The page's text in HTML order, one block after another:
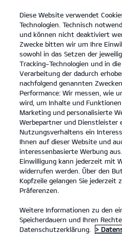
open
menu
Der neue Kia Stonic
... ... DER NEUE KIA
Der neue
Geh deinen
Diese Website verwendet
Technologien. Technisch
und können nicht deaktiviert
Zwecke bitten wir um Ihre
sowohl in das Setzen der
Tracking-Technologien und in
Verarbeitung der dadurch
nachfolgend genannten
Performance: Wir messen, wie
wird, um Inhalte und Funktionen
Marketing und personalisierte
Werbepartner und Dienstleister
Nutzungsverhaltens ein
Ihnen auf dieser Website und
interessenbasierte Werbung
Einwilligung kann jederzeit mit
widerrufen werden. Über den
Kopfzeile gelangen Sie jederzeit
Präferenzen.
Weitere Informationen zu den
Speicherdauern und Ihren
Datenschutzerklärung.
>